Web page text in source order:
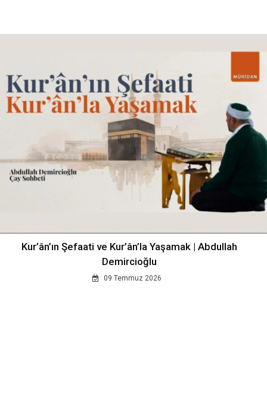
Kur’ân’ın Şefaati ve Kur’ân’la Yaşamak | Abdullah
Demircioğlu
09 Temmuz 2026